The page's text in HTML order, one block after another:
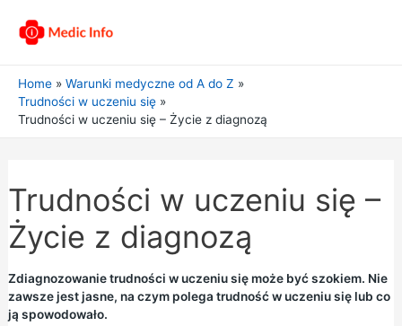
Home
Warunki medyczne od A do Z
Trudności w uczeniu się
Trudności w uczeniu się – Życie z diagnozą
Trudności w uczeniu się –
Życie z diagnozą
Zdiagnozowanie trudności w uczeniu się może być szokiem. Nie
zawsze jest jasne, na czym polega trudność w uczeniu się lub co
ją spowodowało.